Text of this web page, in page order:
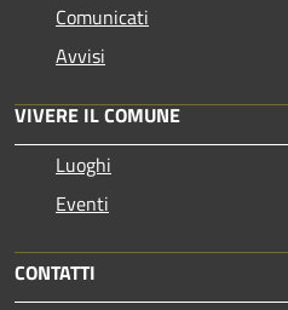
Comunicati
Avvisi
VIVERE IL COMUNE
Luoghi
Eventi
CONTATTI